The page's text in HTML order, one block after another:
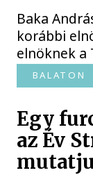
Baka
korábbi
elnöknek a
BALATON
Egy
az Év